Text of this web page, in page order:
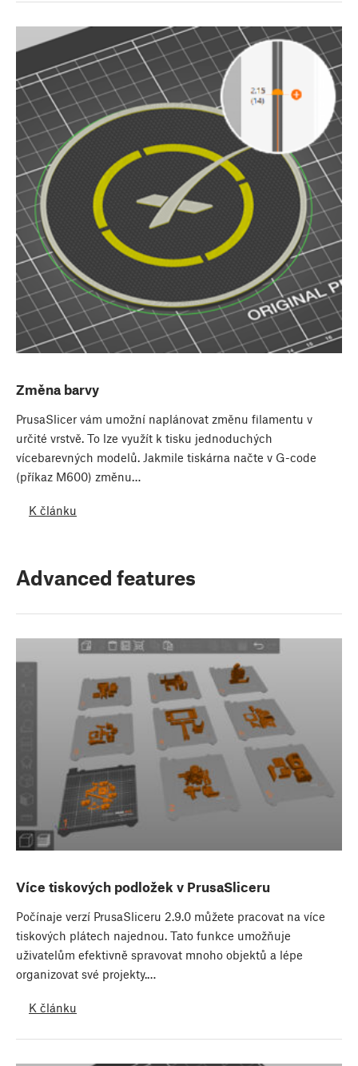
Změna barvy
PrusaSlicer vám umožní naplánovat změnu filamentu v
určité vrstvě. To lze využít k tisku jednoduchých
vícebarevných modelů. Jakmile tiskárna načte v G-code
(příkaz M600) změnu…
K článku
Advanced features
Více tiskových podložek v PrusaSliceru
Počínaje verzí PrusaSliceru 2.9.0 můžete pracovat na více
tiskových plátech najednou. Tato funkce umožňuje
uživatelům efektivně spravovat mnoho objektů a lépe
organizovat své projekty.…
K článku